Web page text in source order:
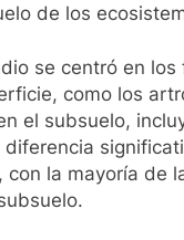
de los
se centró en
como los
el subsuelo,
la mayoría de